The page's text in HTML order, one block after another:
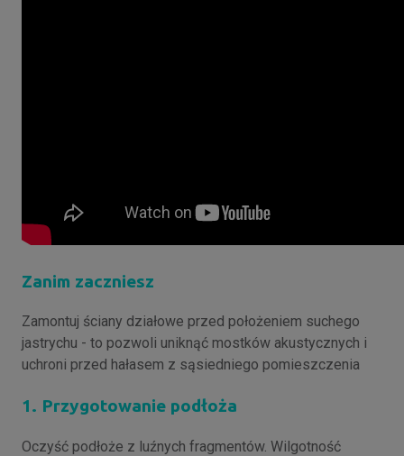
Zanim zaczniesz
Zamontuj ściany działowe przed położeniem suchego
jastrychu - to pozwoli uniknąć mostków akustycznych i
uchroni przed hałasem z sąsiedniego pomieszczenia
1. Przygotowanie podłoża
Oczyść podłoże z luźnych fragmentów. Wilgotność